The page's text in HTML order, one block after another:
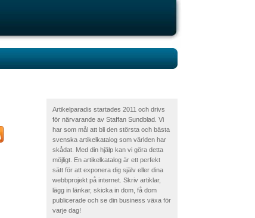
Artikelparadis startades 2011 och drivs
för närvarande av Staffan Sundblad. Vi
har som mål att bli den största och bästa
svenska artikelkatalog som världen har
skådat. Med din hjälp kan vi göra detta
möjligt. En artikelkatalog är ett perfekt
sätt för att exponera dig själv eller dina
webbprojekt på internet. Skriv artiklar,
lägg in länkar, skicka in dom, få dom
publicerade och se din business växa för
varje dag!